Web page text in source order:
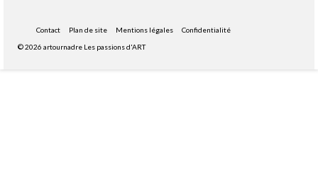
Contact Plan de site Mentions légales
Confidentialité
© 2026 artournadre Les passions d'ART